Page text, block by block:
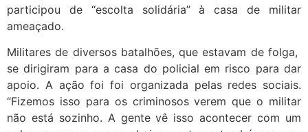
participou de “escolta solidária” à casa de militar
ameaçado.
Militares de diversos batalhões, que estavam de folga,
se dirigiram para a casa do policial em risco para dar
apoio. A ação foi foi organizada pelas redes sociais.
“Fizemos isso para os criminosos verem que o militar
não está sozinho. A gente vê isso acontecer com um